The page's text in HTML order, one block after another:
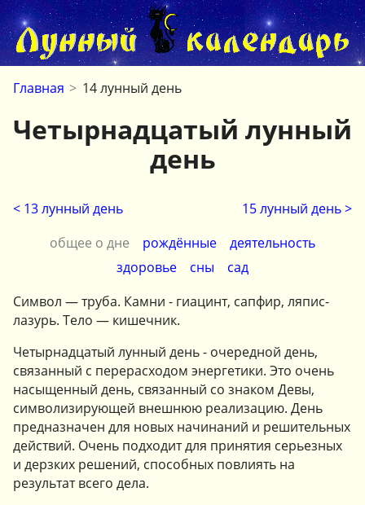
Главная > 14 лунный день
Четырнадцатый лунный
день
< 13 лунный день
15 лунный день >
общее о дне
рождённые
деятельность
здоровье
сны
сад
Символ — труба. Камни - гиацинт, сапфир, ляпис-
лазурь. Тело — кишечник.
Четырнадцатый лунный день - очередной день,
связанный с перерасходом энергетики. Это очень
насыщенный день, связанный со знаком Девы,
символизирующей внешнюю реализацию. День
предназначен для новых начинаний и решительных
действий. Очень подходит для принятия серьезных
и дерзких решений, способных повлиять на
результат всего дела.